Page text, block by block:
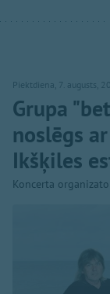
Piektdiena, 7. augusts,
Grupa
noslēgs
Ikšķiles
Koncerta